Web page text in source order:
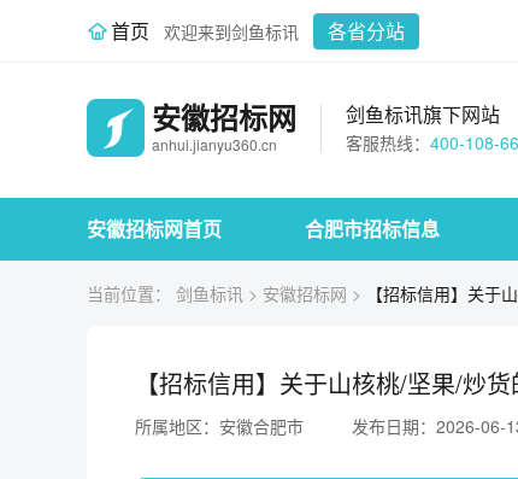
首页 欢迎来到剑鱼标讯 各省分站
安徽招标网
anhui.jianyu360.cn
剑鱼标讯旗下网站
客服热线： 400-108-
安徽招标网首页 合肥市招标信息
当前位置： 剑鱼标讯 > 安徽招标网 > 【招标信用】关于
【招标信用】关于山核桃/坚果/炒
所属地区：安徽合肥市 发布日期：2026-06-